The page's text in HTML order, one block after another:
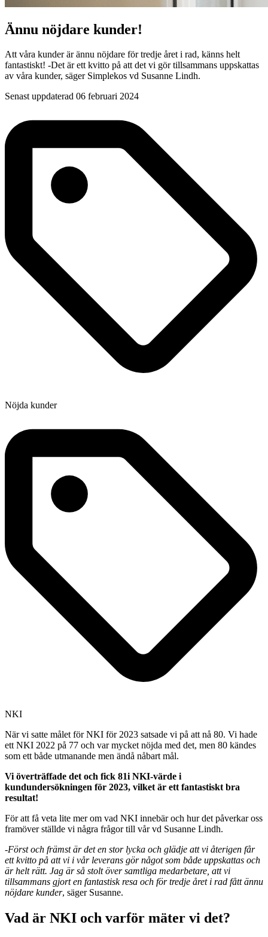
Ännu nöjdare kunder!
Att våra kunder är ännu nöjdare för tredje året i rad, känns helt
fantastiskt! -Det är ett kvitto på att det vi gör tillsammans uppskattas
av våra kunder, säger Simplekos vd Susanne Lindh.
Senast uppdaterad 06 februari 2024
Nöjda kunder
NKI
När vi satte målet för NKI för 2023 satsade vi på att nå 80. Vi hade
ett NKI 2022 på 77 och var mycket nöjda med det, men 80 kändes
som ett både utmanande men ändå nåbart mål.
Vi överträffade det och fick 81i NKI-värde i
kundundersökningen för 2023, vilket är ett fantastiskt bra
resultat!
För att få veta lite mer om vad NKI innebär och hur det påverkar oss
framöver ställde vi några frågor till vår vd Susanne Lindh.
-Först och främst är det en stor lycka och glädje att vi återigen får
ett kvitto på att vi i vår leverans gör något som både uppskattas och
är helt rätt. Jag är så stolt över samtliga medarbetare, att vi
tillsammans gjort en fantastisk resa och för tredje året i rad fått ännu
nöjdare kunder, säger Susanne.
Vad är NKI och varför mäter vi det?